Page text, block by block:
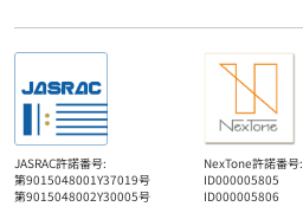
JASRAC許諾番号:
第9015048001Y37019号
第9015048002Y30005号
NexTone許諾番号:
ID000005805
ID000005806